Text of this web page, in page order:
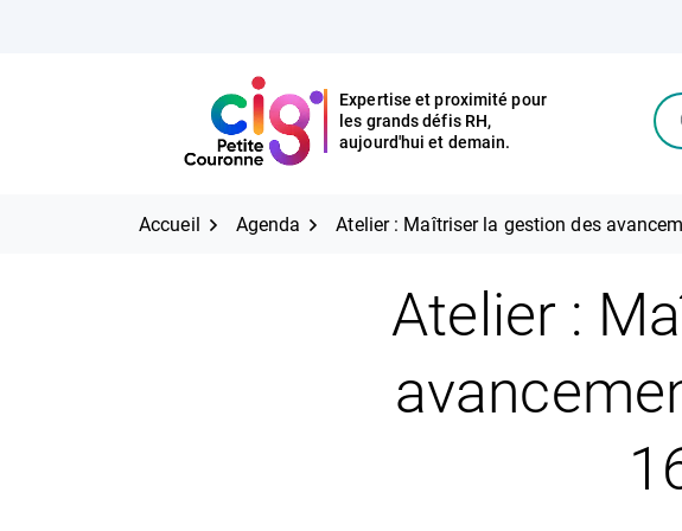
CIG Petite Couronne
Expertise et proximité pour
les grands défis RH,
aujourd'hui et demain.
CIG Petite Couronne
Expertise et proximité pour
les grands défis RH,
aujourd'hui et demain.
Accueil Agenda Atelier : Maîtriser la gestion des
Atelier :